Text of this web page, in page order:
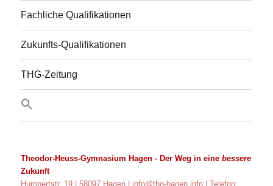
Fachliche Qualifikationen
Zukunfts-Qualifikationen
THG-Zeitung
Theodor-Heuss-Gymnasium Hagen - Der Weg in einebessere
Zukunft
Humpertstr. 19 | 58097 Hagen | info@thg-hagen.info | Telefon: